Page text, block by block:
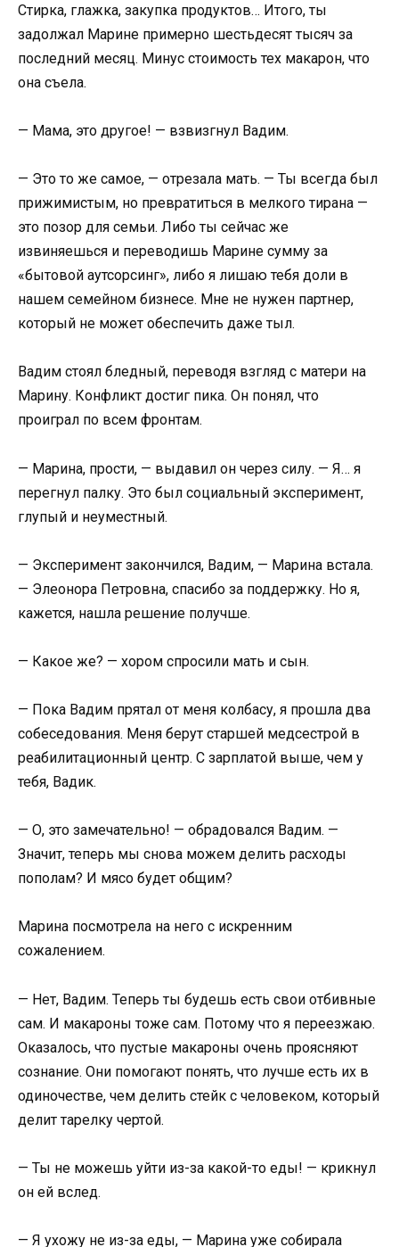
Стирка, глажка, закупка продуктов… Итого, ты
задолжал Марине примерно шестьдесят тысяч за
последний месяц. Минус стоимость тех макарон, что
она съела.
— Мама, это другое! — взвизгнул Вадим.
— Это то же самое, — отрезала мать. — Ты всегда был
прижимистым, но превратиться в мелкого тирана —
это позор для семьи. Либо ты сейчас же
извиняешься и переводишь Марине сумму за
«бытовой аутсорсинг», либо я лишаю тебя доли в
нашем семейном бизнесе. Мне не нужен партнер,
который не может обеспечить даже тыл.
Вадим стоял бледный, переводя взгляд с матери на
Марину. Конфликт достиг пика. Он понял, что
проиграл по всем фронтам.
— Марина, прости, — выдавил он через силу. — Я… я
перегнул палку. Это был социальный эксперимент,
глупый и неуместный.
— Эксперимент закончился, Вадим, — Марина встала.
— Элеонора Петровна, спасибо за поддержку. Но я,
кажется, нашла решение получше.
— Какое же? — хором спросили мать и сын.
— Пока Вадим прятал от меня колбасу, я прошла два
собеседования. Меня берут старшей медсестрой в
реабилитационный центр. С зарплатой выше, чем у
тебя, Вадик.
— О, это замечательно! — обрадовался Вадим. —
Значит, теперь мы снова можем делить расходы
пополам? И мясо будет общим?
Марина посмотрела на него с искренним
сожалением.
— Нет, Вадим. Теперь ты будешь есть свои отбивные
сам. И макароны тоже сам. Потому что я переезжаю.
Оказалось, что пустые макароны очень проясняют
сознание. Они помогают понять, что лучше есть их в
одиночестве, чем делить стейк с человеком, который
делит тарелку чертой.
— Ты не можешь уйти из-за какой-то еды! — крикнул
он ей вслед.
— Я ухожу не из-за еды, — Марина уже собирала